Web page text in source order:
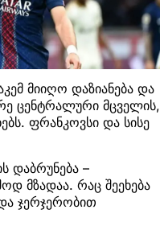
მიიღო დაზიანება და
ცენტრალური მცველის,
ფრანკოვსი და სისე
დაბრუნება –
მზადაა. რაც შეეხება
ჯერჯერობით